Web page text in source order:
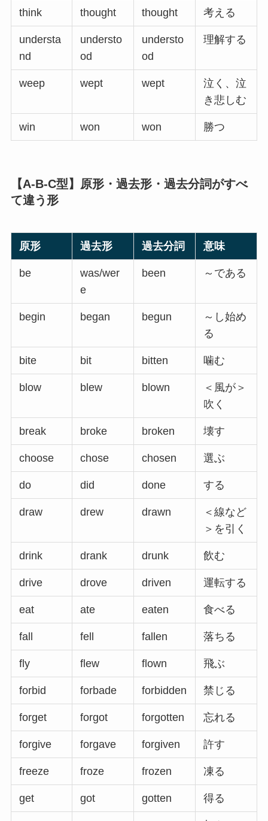
think thought thought 考える
understa
nd
understo
od
understo
od
理解する
weep wept wept
泣く、泣
き悲しむ
win won won 勝つ
【A-B-C型】原形・過去形・過去分詞がすべ
て違う形
原形 過去形 過去分詞 意味
be
was/wer
e
been ～である
begin began begun
～し始め
る
bite bit bitten 噛む
blow blew blown
＜風が＞
吹く
break broke broken 壊す
choose chose chosen 選ぶ
do did done する
draw drew drawn
＜線など
＞を引く
drink drank drunk 飲む
drive drove driven 運転する
eat ate eaten 食べる
fall fell fallen 落ちる
fly flew flown 飛ぶ
forbid forbade forbidden 禁じる
forget forgot forgotten 忘れる
forgive forgave forgiven 許す
freeze froze frozen 凍る
get got gotten 得る